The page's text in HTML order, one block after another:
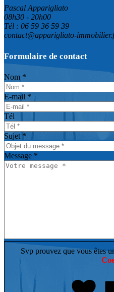
Pascal Apparigliato
08h30 - 20h00
Tél : 06 59 36 59 39
contact@apparigliato-
Formulaire de contact
Nom *
E-mail *
Tél
Sujet *
Message *
Svp prouvez que vous êtes